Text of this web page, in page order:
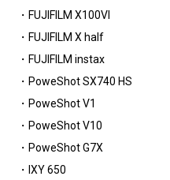
・FUJIFILM X100VI
・FUJIFILM X half
・FUJIFILM instax
・PoweShot SX740 HS
・PoweShot V1
・PoweShot V10
・PoweShot G7X
・IXY 650